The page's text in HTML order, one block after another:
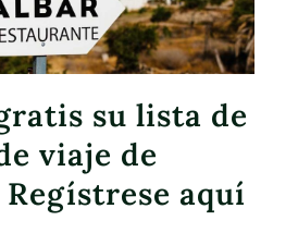
su lista de
viaje de
aquí